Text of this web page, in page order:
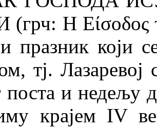
Η Είσοδος
празник који
тј.
поста и недељу
крајем IV